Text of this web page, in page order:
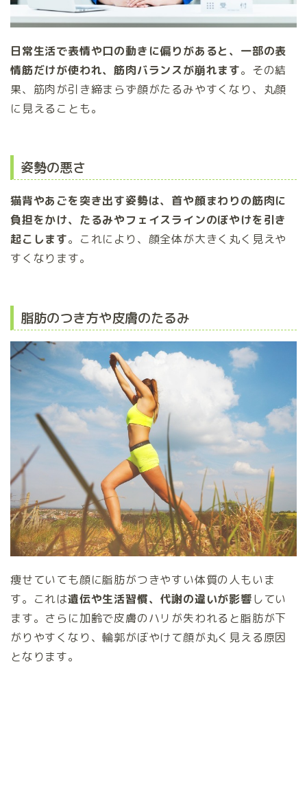
日常生活で表情や口の動きに偏りがあると、一部の表
情筋だけが使われ、筋肉バランスが崩れます。その結
果、筋肉が引き締まらず顔がたるみやすくなり、丸顔
に見えることも。
姿勢の悪さ
猫背やあごを突き出す姿勢は、首や顔まわりの筋肉に
負担をかけ、たるみやフェイスラインのぼやけを引き
起こします。これにより、顔全体が大きく丸く見えや
すくなります。
脂肪のつき方や皮膚のたるみ
痩せていても顔に脂肪がつきやすい体質の人もいま
す。これは遺伝や生活習慣、代謝の違いが影響してい
ます。さらに加齢で皮膚のハリが失われると脂肪が下
がりやすくなり、輪郭がぼやけて顔が丸く見える原因
となります。